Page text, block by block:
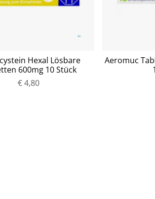
Hexal Lösbare
600mg 10 Stück
€ 4,80
Aeromuc
P